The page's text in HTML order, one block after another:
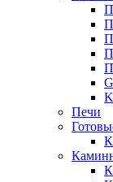
Печи